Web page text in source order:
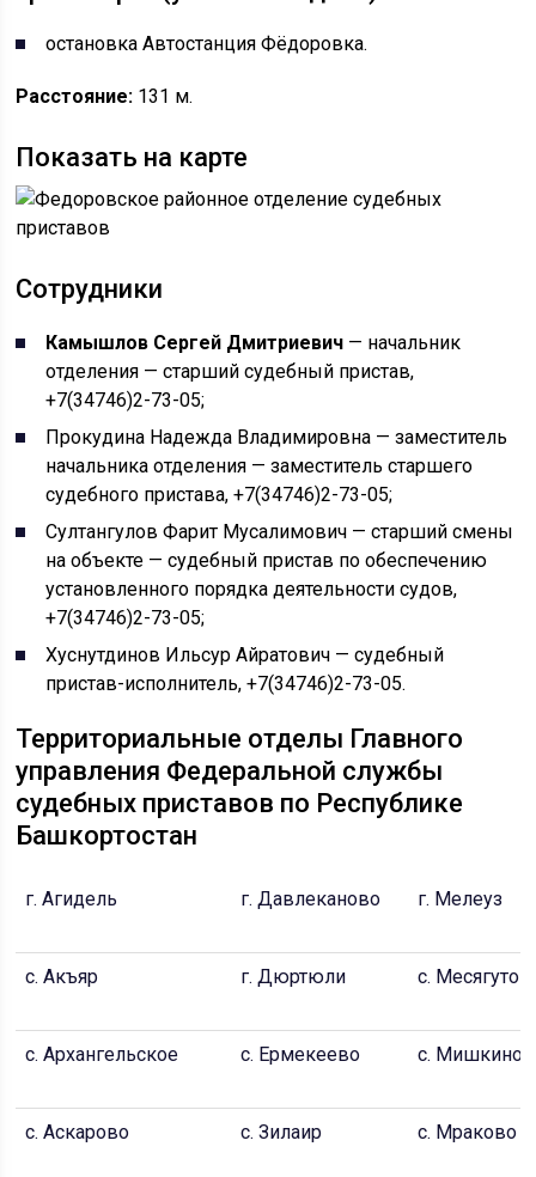
остановка Автостанция Фёдоровка.
Расстояние: 131 м.
Показать на карте
Сотрудники
Камышлов Сергей Дмитриевич — начальник
отделения — старший судебный пристав,
+7(34746)2-73-05;
Прокудина Надежда Владимировна — заместитель
начальника отделения — заместитель старшего
судебного пристава, +7(34746)2-73-05;
Султангулов Фарит Мусалимович — старший смены
на объекте — судебный пристав по обеспечению
установленного порядка деятельности судов,
+7(34746)2-73-05;
Хуснутдинов Ильсур Айратович — судебный
пристав-исполнитель, +7(34746)2-73-05.
Территориальные отделы Главного
управления Федеральной службы
судебных приставов по Республике
Башкортостан
г. Агидель г. Давлеканово г. Мелеуз
с. Акъяр г. Дюртюли с.
с. Архангельское с. Ермекеево с. Мишкино
с. Аскарово с. Зилаир с. Мраково